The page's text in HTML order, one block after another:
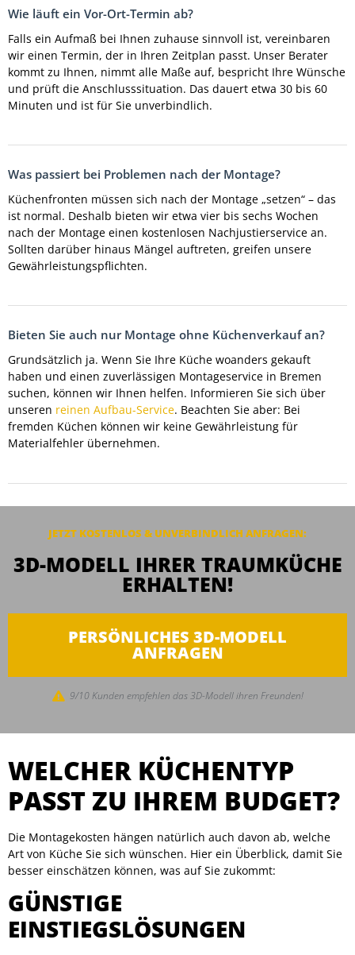
Wie läuft ein Vor-Ort-Termin ab?
Falls ein Aufmaß bei Ihnen zuhause sinnvoll ist, vereinbaren
wir einen Termin, der in Ihren Zeitplan passt. Unser Berater
kommt zu Ihnen, nimmt alle Maße auf, bespricht Ihre Wünsche
und prüft die Anschlusssituation. Das dauert etwa 30 bis 60
Minuten und ist für Sie unverbindlich.
Was passiert bei Problemen nach der Montage?
Küchenfronten müssen sich nach der Montage „setzen“ – das
ist normal. Deshalb bieten wir etwa vier bis sechs Wochen
nach der Montage einen kostenlosen Nachjustierservice an.
Sollten darüber hinaus Mängel auftreten, greifen unsere
Gewährleistungspflichten.
Bieten Sie auch nur Montage ohne Küchenverkauf an?
Grundsätzlich ja. Wenn Sie Ihre Küche woanders gekauft
haben und einen zuverlässigen Montageservice in Bremen
suchen, können wir Ihnen helfen. Informieren Sie sich über
unseren reinen Aufbau-Service. Beachten Sie aber: Bei
fremden Küchen können wir keine Gewährleistung für
Materialfehler übernehmen.
JETZT KOSTENLOS & UNVERBINDLICH ANFRAGEN:
3D-MODELL IHRER TRAUMKÜCHE
ERHALTEN!
PERSÖNLICHES 3D-MODELL
ANFRAGEN
9/10 Kunden empfehlen das 3D-Modell ihren Freunden!
WELCHER KÜCHENTYP
PASST ZU IHREM BUDGET?
Die Montagekosten hängen natürlich auch davon ab, welche
Art von Küche Sie sich wünschen. Hier ein Überblick, damit Sie
besser einschätzen können, was auf Sie zukommt:
GÜNSTIGE
EINSTIEGSLÖSUNGEN